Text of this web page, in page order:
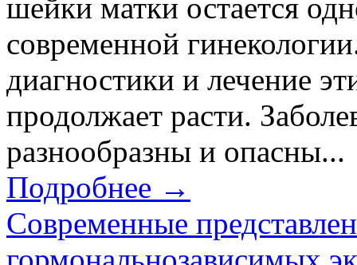
шейки матки остается
современной
диагностики и лечение
продолжает расти.
разнообразны и опасны...
Подробнее →
Современные